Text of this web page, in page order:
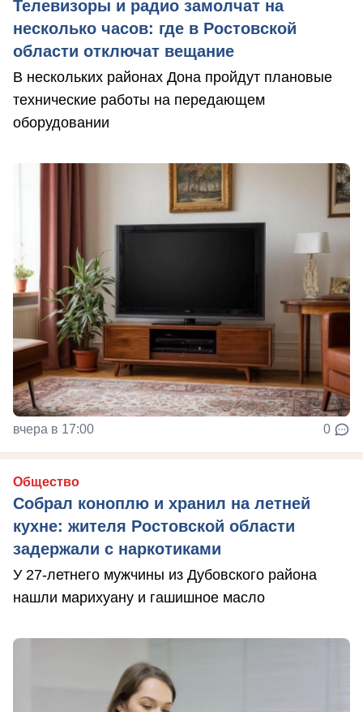
Телевизоры и радио замолчат на
несколько часов: где в Ростовской
области отключат вещание
В нескольких районах Дона пройдут плановые
технические работы на передающем
оборудовании
вчера в 17:00 0
Общество
Собрал коноплю и хранил на летней
кухне: жителя Ростовской области
задержали с наркотиками
У 27-летнего мужчины из Дубовского района
нашли марихуану и гашишное масло